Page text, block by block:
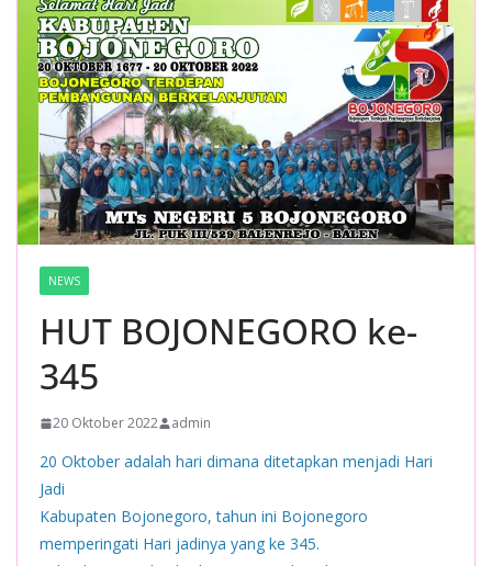
NEWS
HUT BOJONEGORO ke-
345
20 Oktober 2022 admin
20 Oktober adalah hari dimana ditetapkan menjadi Hari
Jadi
Kabupaten Bojonegoro, tahun ini Bojonegoro
memperingati Hari jadinya yang ke 345.